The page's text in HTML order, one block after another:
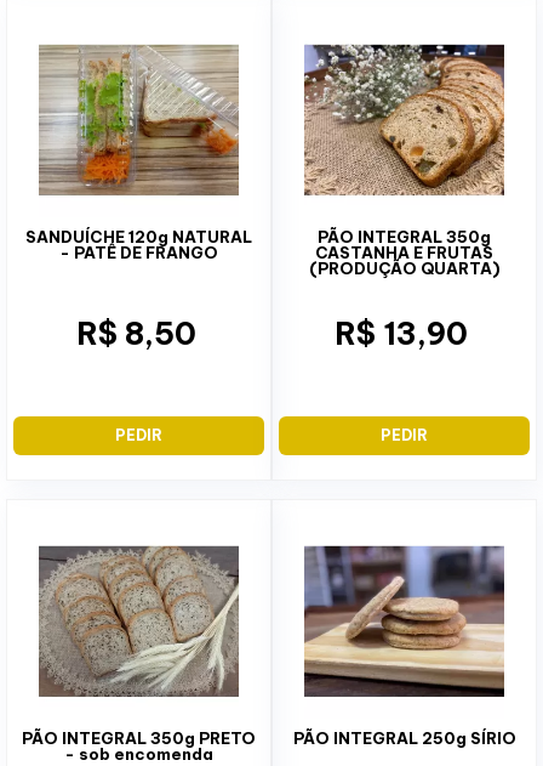
SANDUÍCHE 120g NATURAL
- PATÊ DE FRANGO
R$ 8,50
PEDIR
PÃO INTEGRAL 350g
CASTANHA E FRUTAS
(PRODUÇÃO QUARTA)
R$ 13,90
PEDIR
PÃO INTEGRAL 350g PRETO
- sob encomenda
PÃO INTEGRAL 250g SÍRIO